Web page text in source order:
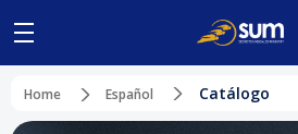
Home Español Catálogo